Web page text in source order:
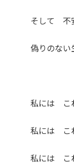
そして 不
偽りのな
私には こ
私には こ
私には こ